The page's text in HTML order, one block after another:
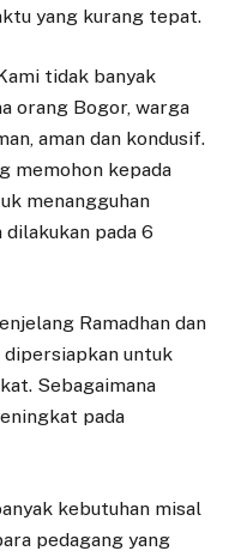
yang kurang tepat.
tidak banyak
orang Bogor, warga
aman dan kondusif.
memohon kepada
menangguhan
pada 6
Ramadhan dan
untuk
Sebagaimana
pada
kebutuhan misal
pedagang yang